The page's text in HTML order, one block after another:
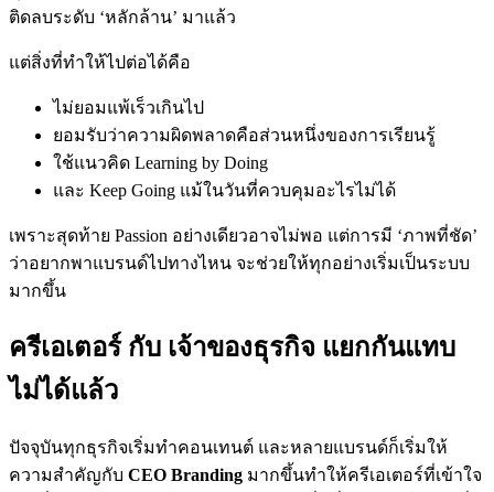
ติดลบระดับ ‘หลักล้าน’ มาแล้ว
แต่สิ่งที่ทำให้ไปต่อได้คือ
ไม่ยอมแพ้เร็วเกินไป
ยอมรับว่าความผิดพลาดคือส่วนหนึ่งของการเรียนรู้
ใช้แนวคิด Learning by Doing
และ Keep Going แม้ในวันที่ควบคุมอะไรไม่ได้
เพราะสุดท้าย Passion อย่างเดียวอาจไม่พอ แต่การมี ‘ภาพที่ชัด’
ว่าอยากพาแบรนด์ไปทางไหน จะช่วยให้ทุกอย่างเริ่มเป็นระบบ
มากขึ้น
ครีเอเตอร์ กับ เจ้าของธุรกิจ แยกกันแทบ
ไม่ได้แล้ว
ปัจจุบันทุกธุรกิจเริ่มทำคอนเทนต์ และหลายแบรนด์ก็เริ่มให้
ความสำคัญกับ CEO Branding มากขึ้นทำให้ครีเอเตอร์ที่เข้าใจ